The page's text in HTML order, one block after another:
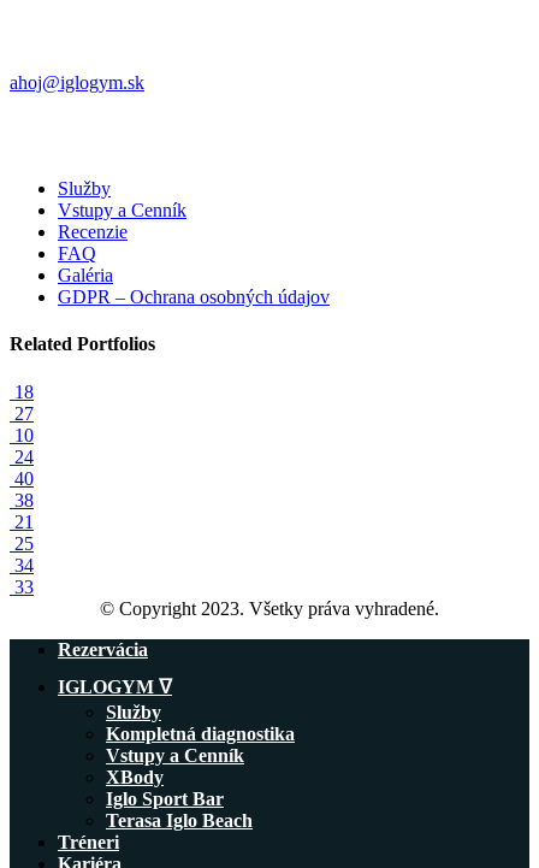
ahoj@iglogym.sk
Služby
Vstupy a Cenník
Recenzie
FAQ
Galéria
GDPR – Ochrana osobných údajov
Related Portfolios
18
27
10
24
40
38
21
25
34
33
© Copyright 2023. Všetky práva vyhradené.
Rezervácia
IGLOGYM ᐁ
Služby
Kompletná diagnostika
Vstupy a Cenník
XBody
Iglo Sport Bar
Terasa Iglo Beach
Tréneri
Kariéra